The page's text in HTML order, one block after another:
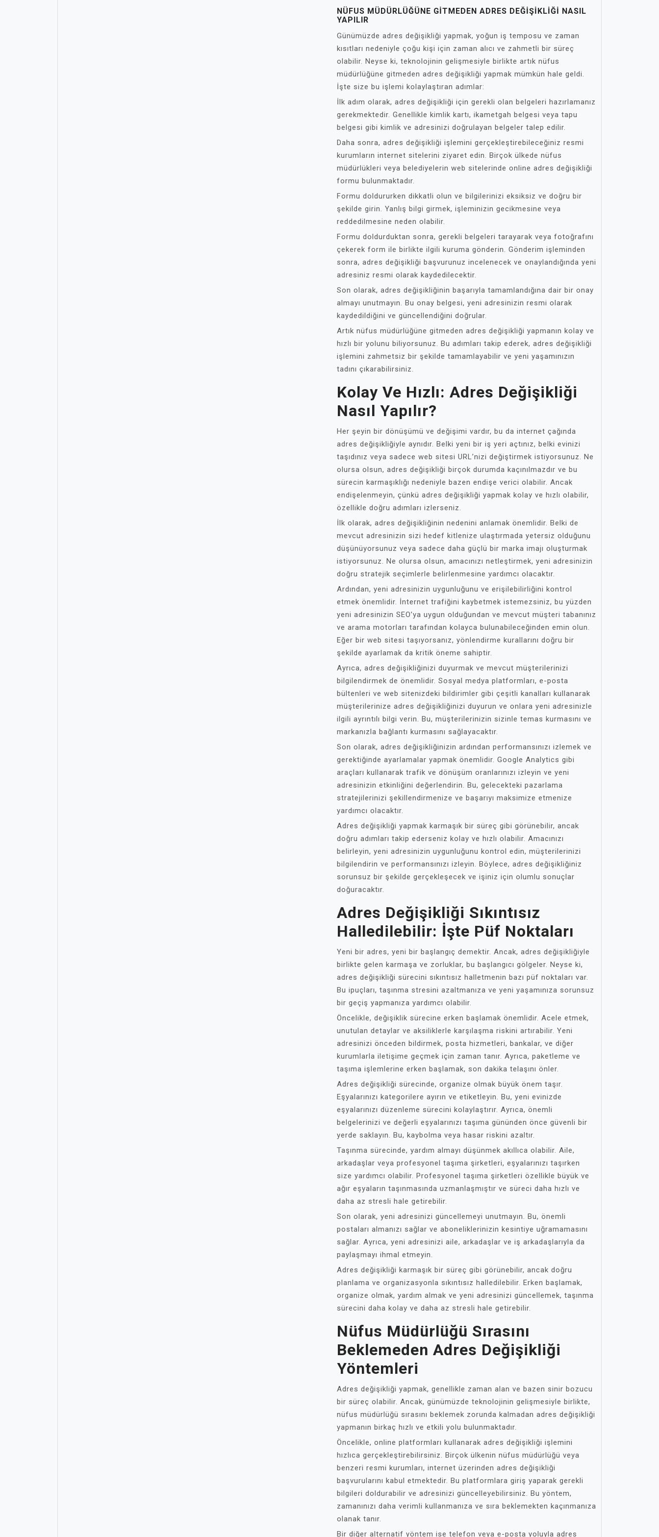
NÜFUS MÜDÜRLÜĞÜNE GITMEDEN ADRES DEĞIŞIKLIĞI NASIL
YAPILIR
Günümüzde adres değişikliği yapmak, yoğun iş temposu ve zaman
kısıtları nedeniyle çoğu kişi için zaman alıcı ve zahmetli bir süreç
olabilir. Neyse ki, teknolojinin gelişmesiyle birlikte artık nüfus
müdürlüğüne gitmeden adres değişikliği yapmak mümkün hale geldi.
İşte size bu işlemi kolaylaştıran adımlar:
İlk adım olarak, adres değişikliği için gerekli olan belgeleri hazırlamanız
gerekmektedir. Genellikle kimlik kartı, ikametgah belgesi veya tapu
belgesi gibi kimlik ve adresinizi doğrulayan belgeler talep edilir.
Daha sonra, adres değişikliği işlemini gerçekleştirebileceğiniz resmi
kurumların internet sitelerini ziyaret edin. Birçok ülkede nüfus
müdürlükleri veya belediyelerin web sitelerinde online adres değişikliği
formu bulunmaktadır.
Formu doldururken dikkatli olun ve bilgilerinizi eksiksiz ve doğru bir
şekilde girin. Yanlış bilgi girmek, işleminizin gecikmesine veya
reddedilmesine neden olabilir.
Formu doldurduktan sonra, gerekli belgeleri tarayarak veya fotoğrafını
çekerek form ile birlikte ilgili kuruma gönderin. Gönderim işleminden
sonra, adres değişikliği başvurunuz incelenecek ve onaylandığında yeni
adresiniz resmi olarak kaydedilecektir.
Son olarak, adres değişikliğinin başarıyla tamamlandığına dair bir onay
almayı unutmayın. Bu onay belgesi, yeni adresinizin resmi olarak
kaydedildiğini ve güncellendiğini doğrular.
Artık nüfus müdürlüğüne gitmeden adres değişikliği yapmanın kolay ve
hızlı bir yolunu biliyorsunuz. Bu adımları takip ederek, adres değişikliği
işlemini zahmetsiz bir şekilde tamamlayabilir ve yeni yaşamınızın
tadını çıkarabilirsiniz.
Kolay Ve Hızlı: Adres Değişikliği
Nasıl Yapılır?
Her şeyin bir dönüşümü ve değişimi vardır, bu da internet çağında
adres değişikliğiyle aynıdır. Belki yeni bir iş yeri açtınız, belki evinizi
taşıdınız veya sadece web sitesi URL’nizi değiştirmek istiyorsunuz. Ne
olursa olsun, adres değişikliği birçok durumda kaçınılmazdır ve bu
sürecin karmaşıklığı nedeniyle bazen endişe verici olabilir. Ancak
endişelenmeyin, çünkü adres değişikliği yapmak kolay ve hızlı olabilir,
özellikle doğru adımları izlerseniz.
İlk olarak, adres değişikliğinin nedenini anlamak önemlidir. Belki de
mevcut adresinizin sizi hedef kitlenize ulaştırmada yetersiz olduğunu
düşünüyorsunuz veya sadece daha güçlü bir marka imajı oluşturmak
istiyorsunuz. Ne olursa olsun, amacınızı netleştirmek, yeni adresinizin
doğru stratejik seçimlerle belirlenmesine yardımcı olacaktır.
Ardından, yeni adresinizin uygunluğunu ve erişilebilirliğini kontrol
etmek önemlidir. İnternet trafiğini kaybetmek istemezsiniz, bu yüzden
yeni adresinizin SEO’ya uygun olduğundan ve mevcut müşteri tabanınız
ve arama motorları tarafından kolayca bulunabileceğinden emin olun.
Eğer bir web sitesi taşıyorsanız, yönlendirme kurallarını doğru bir
şekilde ayarlamak da kritik öneme sahiptir.
Ayrıca, adres değişikliğinizi duyurmak ve mevcut müşterilerinizi
bilgilendirmek de önemlidir. Sosyal medya platformları, e-posta
bültenleri ve web sitenizdeki bildirimler gibi çeşitli kanalları kullanarak
müşterilerinize adres değişikliğinizi duyurun ve onlara yeni adresinizle
ilgili ayrıntılı bilgi verin. Bu, müşterilerinizin sizinle temas kurmasını ve
markanızla bağlantı kurmasını sağlayacaktır.
Son olarak, adres değişikliğinizin ardından performansınızı izlemek ve
gerektiğinde ayarlamalar yapmak önemlidir. Google Analytics gibi
araçları kullanarak trafik ve dönüşüm oranlarınızı izleyin ve yeni
adresinizin etkinliğini değerlendirin. Bu, gelecekteki pazarlama
stratejilerinizi şekillendirmenize ve başarıyı maksimize etmenize
yardımcı olacaktır.
Adres değişikliği yapmak karmaşık bir süreç gibi görünebilir, ancak
doğru adımları takip ederseniz kolay ve hızlı olabilir. Amacınızı
belirleyin, yeni adresinizin uygunluğunu kontrol edin, müşterilerinizi
bilgilendirin ve performansınızı izleyin. Böylece, adres değişikliğiniz
sorunsuz bir şekilde gerçekleşecek ve işiniz için olumlu sonuçlar
doğuracaktır.
Adres Değişikliği Sıkıntısız
Halledilebilir: İşte Püf Noktaları
Yeni bir adres, yeni bir başlangıç demektir. Ancak, adres değişikliğiyle
birlikte gelen karmaşa ve zorluklar, bu başlangıcı gölgeler. Neyse ki,
adres değişikliği sürecini sıkıntısız halletmenin bazı püf noktaları var.
Bu ipuçları, taşınma stresini azaltmanıza ve yeni yaşamınıza sorunsuz
bir geçiş yapmanıza yardımcı olabilir.
Öncelikle, değişiklik sürecine erken başlamak önemlidir. Acele etmek,
unutulan detaylar ve aksiliklerle karşılaşma riskini artırabilir. Yeni
adresinizi önceden bildirmek, posta hizmetleri, bankalar, ve diğer
kurumlarla iletişime geçmek için zaman tanır. Ayrıca, paketleme ve
taşıma işlemlerine erken başlamak, son dakika telaşını önler.
Adres değişikliği sürecinde, organize olmak büyük önem taşır.
Eşyalarınızı kategorilere ayırın ve etiketleyin. Bu, yeni evinizde
eşyalarınızı düzenleme sürecini kolaylaştırır. Ayrıca, önemli
belgelerinizi ve değerli eşyalarınızı taşıma gününden önce güvenli bir
yerde saklayın. Bu, kaybolma veya hasar riskini azaltır.
Taşınma sürecinde, yardım almayı düşünmek akıllıca olabilir. Aile,
arkadaşlar veya profesyonel taşıma şirketleri, eşyalarınızı taşırken
size yardımcı olabilir. Profesyonel taşıma şirketleri özellikle büyük ve
ağır eşyaların taşınmasında uzmanlaşmıştır ve süreci daha hızlı ve
daha az stresli hale getirebilir.
Son olarak, yeni adresinizi güncellemeyi unutmayın. Bu, önemli
postaları almanızı sağlar ve aboneliklerinizin kesintiye uğramamasını
sağlar. Ayrıca, yeni adresinizi aile, arkadaşlar ve iş arkadaşlarıyla da
paylaşmayı ihmal etmeyin.
Adres değişikliği karmaşık bir süreç gibi görünebilir, ancak doğru
planlama ve organizasyonla sıkıntısız halledilebilir. Erken başlamak,
organize olmak, yardım almak ve yeni adresinizi güncellemek, taşınma
sürecini daha kolay ve daha az stresli hale getirebilir.
Nüfus Müdürlüğü Sırasını
Beklemeden Adres Değişikliği
Yöntemleri
Adres değişikliği yapmak, genellikle zaman alan ve bazen sinir bozucu
bir süreç olabilir. Ancak, günümüzde teknolojinin gelişmesiyle birlikte,
nüfus müdürlüğü sırasını beklemek zorunda kalmadan adres değişikliği
yapmanın birkaç hızlı ve etkili yolu bulunmaktadır.
Öncelikle, online platformları kullanarak adres değişikliği işlemini
hızlıca gerçekleştirebilirsiniz. Birçok ülkenin nüfus müdürlüğü veya
benzeri resmi kurumları, internet üzerinden adres değişikliği
başvurularını kabul etmektedir. Bu platformlara giriş yaparak gerekli
bilgileri doldurabilir ve adresinizi güncelleyebilirsiniz. Bu yöntem,
zamanınızı daha verimli kullanmanıza ve sıra beklemekten kaçınmanıza
olanak tanır.
Bir diğer alternatif yöntem ise telefon veya e-posta yoluyla adres